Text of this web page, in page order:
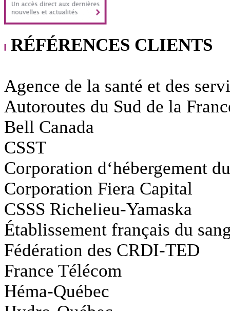
RÉFÉRENCES CLIENTS
Agence de la santé et des
Autoroutes du Sud de la
Bell Canada
CSST
Corporation d‘hébergement
Corporation Fiera Capital
CSSS Richelieu-Yamaska
Établissement français du
Fédération des CRDI-TED
France Télécom
Héma-Québec